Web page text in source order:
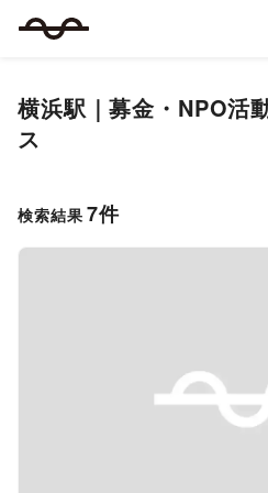
横浜駅｜募金・NPO活
ス
検索結果 7件
Previous slide